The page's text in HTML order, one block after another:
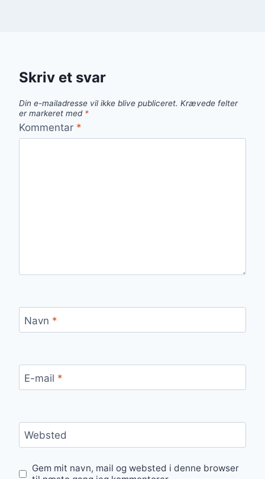
Skriv et svar
Din e-mailadresse vil ikke blive publiceret. Krævede felter
er markeret med *
Kommentar *
Navn *
E-mail *
Websted
Gem mit navn, mail og websted i denne browser